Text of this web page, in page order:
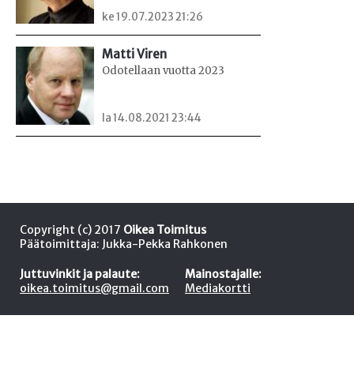
ke 19.07.2023 21:26
Matti Viren
Odotellaan vuotta 2023
la 14.08.2021 23:44
Copyright (c) 2017 Oikea Toimitus
Päätoimittaja: Jukka-Pekka Rahkonen
Juttuvinkit ja palaute:
oikea.toimitus@gmail.com
Mainostajalle:
Mediakortti